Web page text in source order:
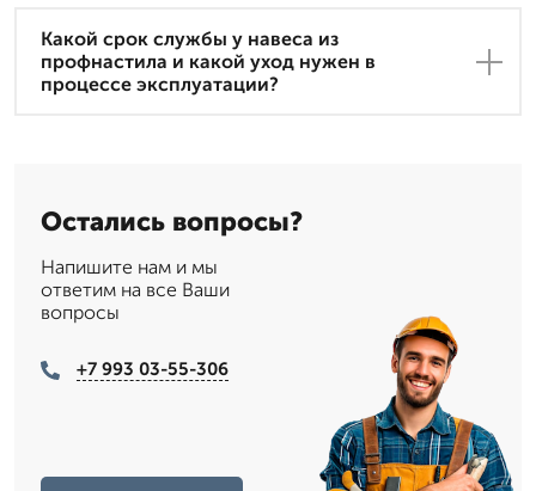
Какой срок службы у навеса из
профнастила и какой уход нужен в
процессе эксплуатации?
Остались вопросы?
Напишите нам и мы
ответим на все Ваши
вопросы
+7 993 03-55-306